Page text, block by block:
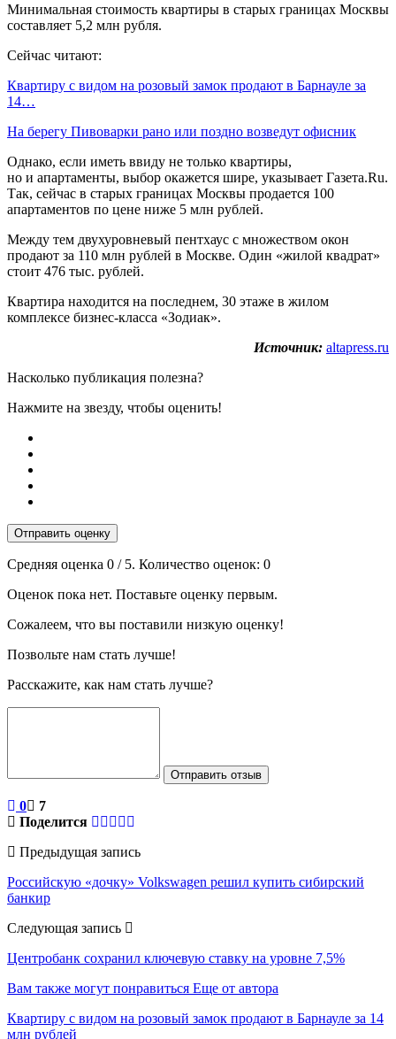
Минимальная стоимость квартиры в старых границах Москвы
составляет 5,2 млн рубля.
Сейчас читают:
Квартиру с видом на розовый замок продают в Барнауле за
14…
На берегу Пивоварки рано или поздно возведут офисник
Однако, если иметь ввиду не только квартиры,
но и апартаменты, выбор окажется шире, указывает Газета.Ru.
Так, сейчас в старых границах Москвы продается 100
апартаментов по цене ниже 5 млн рублей.
Между тем двухуровневый пентхаус с множеством окон
продают за 110 млн рублей в Москве. Один «жилой квадрат»
стоит 476 тыс. рублей.
Квартира находится на последнем, 30 этаже в жилом
комплексе бизнес-класса «Зодиак».
Источник: altapress.ru
Насколько публикация полезна?
Нажмите на звезду, чтобы оценить!
Отправить оценку
Средняя оценка 0 / 5. Количество оценок: 0
Оценок пока нет. Поставьте оценку первым.
Сожалеем, что вы поставили низкую оценку!
Позвольте нам стать лучше!
Расскажите, как нам стать лучше?
Отправить отзыв
0
7
Поделится
Предыдущая запись
Российскую «дочку» Volkswagen решил купить сибирский
банкир
Следующая запись
Центробанк сохранил ключевую ставку на уровне 7,5%
Вам также могут понравиться Еще от автора
Квартиру с видом на розовый замок продают в Барнауле за 14
млн рублей